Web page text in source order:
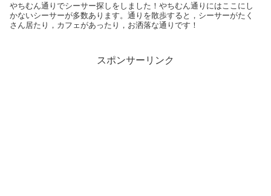
やちむん通りでシーサー探しをしました！やちむん通りにはここにし
かないシーサーが多数あります。通りを散歩すると，シーサーがたく
さん居たり，カフェがあったり，お洒落な通りです！
スポンサーリンク